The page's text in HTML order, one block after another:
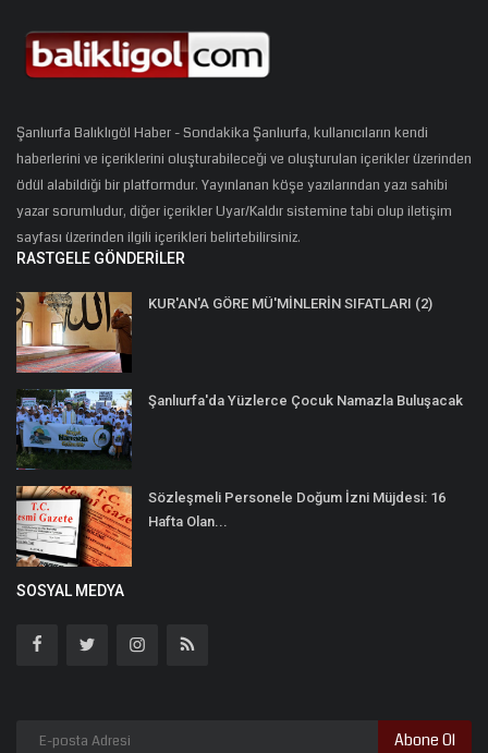
Şanlıurfa Balıklıgöl Haber - Sondakika Şanlıurfa, kullanıcıların kendi
haberlerini ve içeriklerini oluşturabileceği ve oluşturulan içerikler üzerinden
ödül alabildiği bir platformdur. Yayınlanan köşe yazılarından yazı sahibi
yazar sorumludur, diğer içerikler Uyar/Kaldır sistemine tabi olup iletişim
sayfası üzerinden ilgili içerikleri belirtebilirsiniz.
RASTGELE GÖNDERILER
KUR'AN'A GÖRE MÜ'MİNLERİN SIFATLARI (2)
Şanlıurfa'da Yüzlerce Çocuk Namazla Buluşacak
Sözleşmeli Personele Doğum İzni Müjdesi: 16
Hafta Olan...
SOSYAL MEDYA
Abone Ol